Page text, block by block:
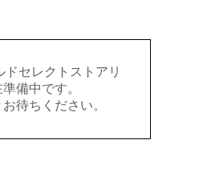
ドセレクトストアリ
備中です。
待ちください。